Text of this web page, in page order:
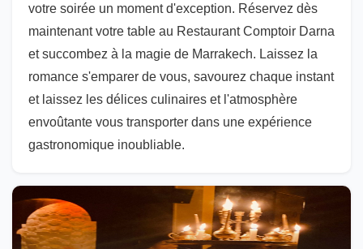
votre soirée un moment d'exception. Réservez dès
maintenant votre table au Restaurant Comptoir Darna
et succombez à la magie de Marrakech. Laissez la
romance s'emparer de vous, savourez chaque instant
et laissez les délices culinaires et l'atmosphère
envoûtante vous transporter dans une expérience
gastronomique inoubliable.